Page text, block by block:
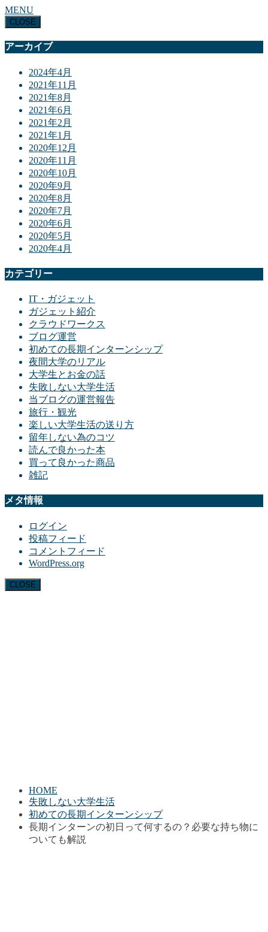
MENU
CLOSE
アーカイブ
2024年4月
2021年11月
2021年8月
2021年6月
2021年2月
2021年1月
2020年12月
2020年11月
2020年10月
2020年9月
2020年8月
2020年7月
2020年6月
2020年5月
2020年4月
カテゴリー
IT・ガジェット
ガジェット紹介
クラウドワークス
ブログ運営
初めての長期インターンシップ
夜間大学のリアル
大学生とお金の話
失敗しない大学生活
当ブログの運営報告
旅行・観光
楽しい大学生活の送り方
留年しない為のコツ
読んで良かった本
買って良かった商品
雑記
メタ情報
ログイン
投稿フィード
コメントフィード
WordPress.org
CLOSE
HOME
失敗しない大学生活
初めての長期インターンシップ
長期インターンの初日って何するの？必要な持ち物に
ついても解説